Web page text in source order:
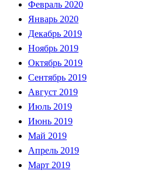
Февраль 2020
Январь 2020
Декабрь 2019
Ноябрь 2019
Октябрь 2019
Сентябрь 2019
Август 2019
Июль 2019
Июнь 2019
Май 2019
Апрель 2019
Март 2019